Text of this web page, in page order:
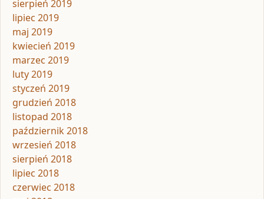
sierpień 2019
lipiec 2019
maj 2019
kwiecień 2019
marzec 2019
luty 2019
styczeń 2019
grudzień 2018
listopad 2018
październik 2018
wrzesień 2018
sierpień 2018
lipiec 2018
czerwiec 2018